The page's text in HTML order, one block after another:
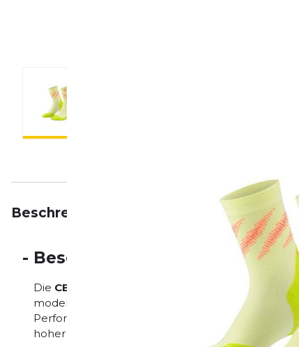
Beschreibung Bewertungen
- Beschreibung
Die CEP Edt. Elliptic Socks Mid Cut
kombinieren
modernen Elliptic-Design und richten sich an
Performance und Optik. Die Mid-Cut-Passform
hoher Bewegungsfreiheit.